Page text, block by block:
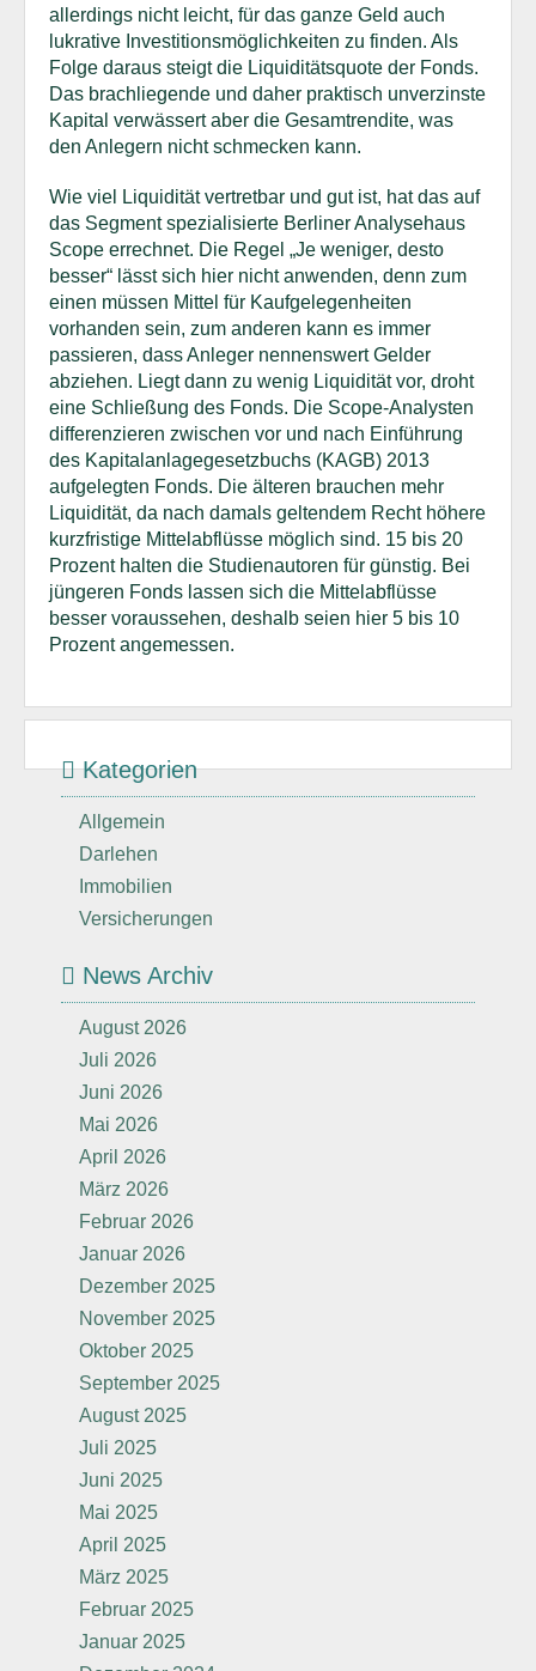
allerdings nicht leicht, für das ganze Geld auch
lukrative Investitionsmöglichkeiten zu finden. Als
Folge daraus steigt die Liquiditätsquote der Fonds.
Das brachliegende und daher praktisch unverzinste
Kapital verwässert aber die Gesamtrendite, was
den Anlegern nicht schmecken kann.
Wie viel Liquidität vertretbar und gut ist, hat das auf
das Segment spezialisierte Berliner Analysehaus
Scope errechnet. Die Regel „Je weniger, desto
besser“ lässt sich hier nicht anwenden, denn zum
einen müssen Mittel für Kaufgelegenheiten
vorhanden sein, zum anderen kann es immer
passieren, dass Anleger nennenswert Gelder
abziehen. Liegt dann zu wenig Liquidität vor, droht
eine Schließung des Fonds. Die Scope-Analysten
differenzieren zwischen vor und nach Einführung
des Kapitalanlagegesetzbuchs (KAGB) 2013
aufgelegten Fonds. Die älteren brauchen mehr
Liquidität, da nach damals geltendem Recht höhere
kurzfristige Mittelabflüsse möglich sind. 15 bis 20
Prozent halten die Studienautoren für günstig. Bei
jüngeren Fonds lassen sich die Mittelabflüsse
besser voraussehen, deshalb seien hier 5 bis 10
Prozent angemessen.
Kategorien
Allgemein
Darlehen
Immobilien
Versicherungen
News Archiv
August 2026
Juli 2026
Juni 2026
Mai 2026
April 2026
März 2026
Februar 2026
Januar 2026
Dezember 2025
November 2025
Oktober 2025
September 2025
August 2025
Juli 2025
Juni 2025
Mai 2025
April 2025
März 2025
Februar 2025
Januar 2025